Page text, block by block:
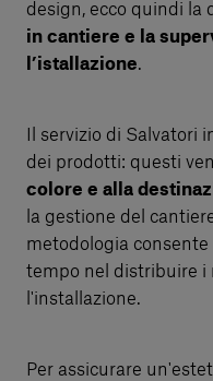
design, ecco quindi la
in cantiere e la
l’istallazione.
Il servizio di Salvatori
dei prodotti: questi
colore e alla
la gestione del
metodologia
tempo nel distribuire i
l'installazione.
Per assicurare